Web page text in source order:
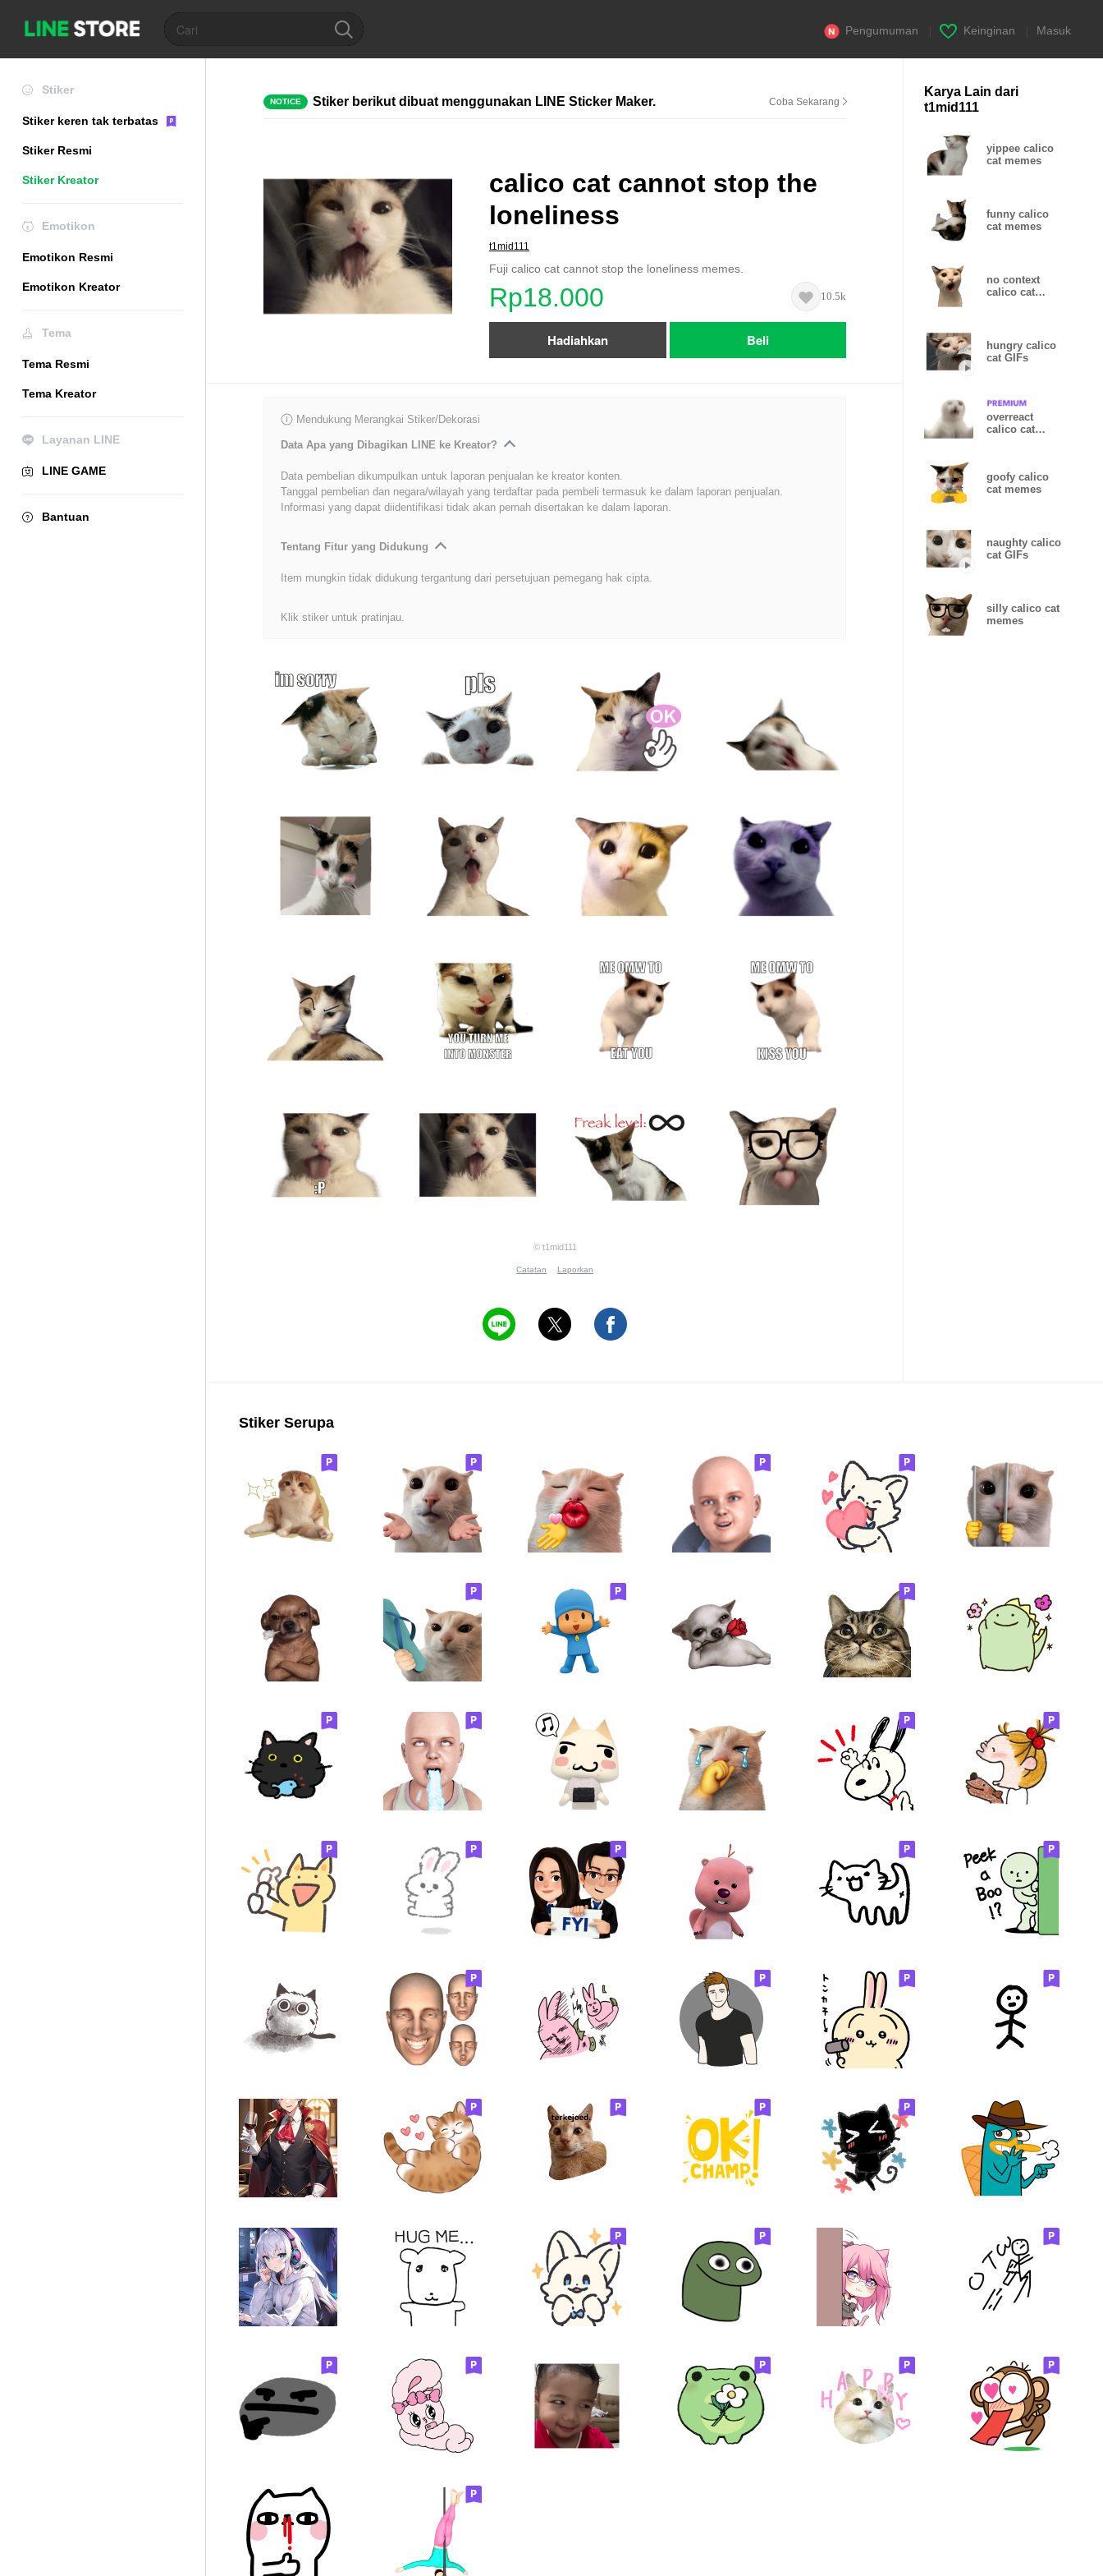
Pengumuman Keinginan Masuk
Stiker
Stiker keren tak terbatas
Stiker Resmi
Stiker Kreator
Emotikon
Emotikon Resmi
Emotikon Kreator
Tema
Tema Resmi
Tema Kreator
Layanan LINE
LINE GAME
Bantuan
NOTICE Stiker berikut dibuat menggunakan LINE Sticker Maker. Coba Sekarang
calico cat cannot stop the
loneliness
t1mid111
Fuji calico cat cannot stop the loneliness memes.
Rp18.000 10.5k
Hadiahkan Beli
Mendukung Merangkai Stiker/Dekorasi
Data Apa yang Dibagikan LINE ke Kreator?
Data pembelian dikumpulkan untuk laporan penjualan ke kreator konten.
Tanggal pembelian dan negara/wilayah yang terdaftar pada pembeli termasuk ke dalam laporan penjualan.
Informasi yang dapat diidentifikasi tidak akan pernah disertakan ke dalam laporan.
Tentang Fitur yang Didukung
Item mungkin tidak didukung tergantung dari persetujuan pemegang hak cipta.
Klik stiker untuk pratinjau.
© t1mid111
Catatan Laporkan
Karya Lain dari
t1mid111
yippee calico
cat memes
funny calico
cat memes
no context
calico cat
hungry calico
cat GIFs
overreact
calico cat
goofy calico
cat memes
naughty calico
cat GIFs
silly calico cat
memes
Stiker Serupa